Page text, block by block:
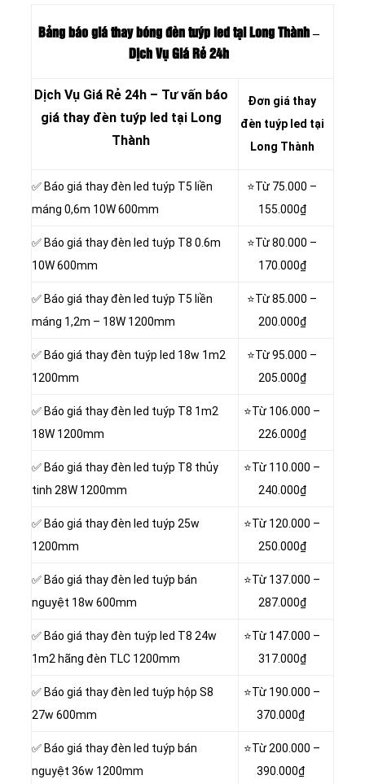
Bảng báo giá thay bóng đèn tuýp led tại Long Thành –
Dịch Vụ Giá Rẻ 24h
Dịch Vụ Giá Rẻ 24h – Tư vấn báo
giá thay đèn tuýp led tại Long
Thành
Đơn giá thay
đèn tuýp led tại
Long Thành
✅ Báo giá thay đèn led tuýp T5 liền
máng 0,6m 10W 600mm
⭐Từ 75.000 –
155.000₫
✅ Báo giá thay đèn led tuýp T8 0.6m
10W 600mm
⭐Từ 80.000 –
170.000₫
✅ Báo giá thay đèn led tuýp T5 liền
máng 1,2m – 18W 1200mm
⭐Từ 85.000 –
200.000₫
✅ Báo giá thay đèn tuýp led 18w 1m2
1200mm
⭐Từ 95.000 –
205.000₫
✅ Báo giá thay đèn led tuýp T8 1m2
18W 1200mm
⭐Từ 106.000 –
226.000₫
✅ Báo giá thay đèn led tuýp T8 thủy
tinh 28W 1200mm
⭐Từ 110.000 –
240.000₫
✅ Báo giá thay đèn led tuýp 25w
1200mm
⭐Từ 120.000 –
250.000₫
✅ Báo giá thay đèn led tuýp bán
nguyệt 18w 600mm
⭐Từ 137.000 –
287.000₫
✅ Báo giá thay đèn tuýp led T8 24w
1m2 hãng đèn TLC 1200mm
⭐Từ 147.000 –
317.000₫
✅ Báo giá thay đèn led tuýp hộp S8
27w 600mm
⭐Từ 190.000 –
370.000₫
✅ Báo giá thay đèn led tuýp bán
nguyệt 36w 1200mm
⭐Từ 200.000 –
390.000₫